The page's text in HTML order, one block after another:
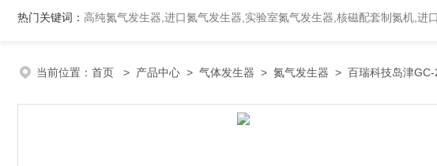
热门关键词： 高纯氮气发生器,进口氮气发生器,实验室氮气发生器,核磁配套制氮机,进
当前位置： 首页 > 产品中心 > 气体发生器 > 氮气发生器 > 百瑞科技岛津GC-